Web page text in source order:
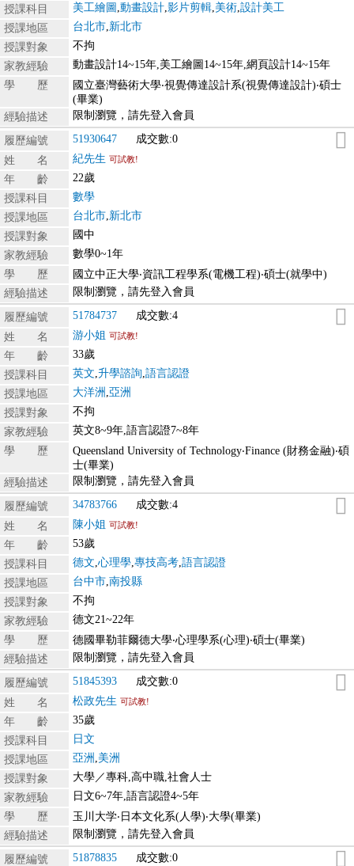
授課科目
美工繪圖 動畫設計 影片剪輯 美術 設計美工
授課地區
台北市 新北市
授課對象
不拘
家教經驗
動畫設計14~15年,美工繪圖14~15年,網頁設計14~15年
學 歷
國立臺灣藝術大學‧視覺傳達設計系(視覺傳達設計)‧碩士
(畢業)
經驗描述
限制瀏覽，請先登入會員
履歷編號 51930647
成交數:0
姓 名
紀先生 可試教!
年 齡
22歲
授課科目
數學
授課地區
台北市 新北市
授課對象
國中
家教經驗
數學0~1年
學 歷
國立中正大學‧資訊工程學系(電機工程)‧碩士(就學中)
經驗描述
限制瀏覽，請先登入會員
履歷編號 51784737
成交數:4
姓 名
游小姐 可試教!
年 齡
33歲
授課科目
英文 升學諮詢 語言認證
授課地區
大洋洲 亞洲
授課對象
不拘
家教經驗
英文8~9年,語言認證7~8年
學 歷
Queensland University of Technology‧Finance (財務金融)‧碩
士(畢業)
經驗描述
限制瀏覽，請先登入會員
履歷編號 34783766
成交數:4
姓 名
陳小姐 可試教!
年 齡
53歲
授課科目
德文 心理學 專技高考 語言認證
授課地區
台中市 南投縣
授課對象
不拘
家教經驗
德文21~22年
學 歷
德國畢勒菲爾德大學‧心理學系(心理)‧碩士(畢業)
經驗描述
限制瀏覽，請先登入會員
履歷編號 51845393
成交數:0
姓 名
松政先生 可試教!
年 齡
35歲
授課科目
日文
授課地區
亞洲 美洲
授課對象
大學／專科,高中職,社會人士
家教經驗
日文6~7年,語言認證4~5年
學 歷
玉川大学‧日本文化系(人學)‧大學(畢業)
經驗描述
限制瀏覽，請先登入會員
履歷編號 51878835
成交數:0